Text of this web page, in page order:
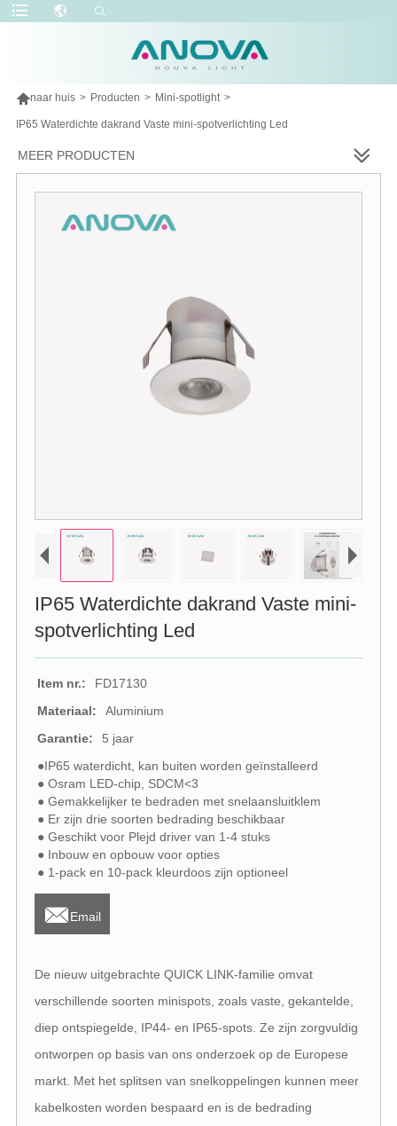
naar huis > Producten > Mini-spotlight >
IP65 Waterdichte dakrand Vaste mini-spotverlichting Led
MEER PRODUCTEN
IP65 Waterdichte dakrand Vaste mini-
spotverlichting Led
Item nr.:
FD17130
Materiaal:
Aluminium
Garantie:
5 jaar
●IP65 waterdicht, kan buiten worden geïnstalleerd
● Osram LED-chip, SDCM<3
● Gemakkelijker te bedraden met snelaansluitklem
● Er zijn drie soorten bedrading beschikbaar
● Geschikt voor Plejd driver van 1-4 stuks
● Inbouw en opbouw voor opties
● 1-pack en 10-pack kleurdoos zijn optioneel
Email
De nieuw uitgebrachte QUICK LINK-familie omvat
verschillende soorten minispots, zoals vaste, gekantelde,
diep ontspiegelde, IP44- en IP65-spots. Ze zijn zorgvuldig
ontworpen op basis van ons onderzoek op de Europese
markt. Met het splitsen van snelkoppelingen kunnen meer
kabelkosten worden bespaard en is de bedrading